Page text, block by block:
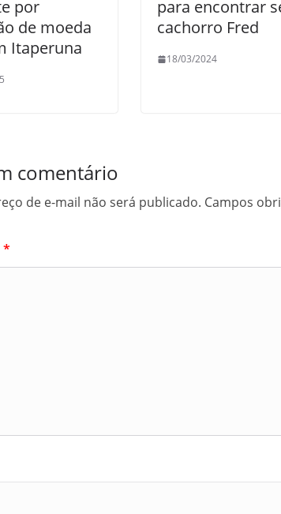
por
de moeda
Itaperuna
para encontrar
cachorro Fred
18/03/2024
comentário
de e-mail não será publicado. Campos
*